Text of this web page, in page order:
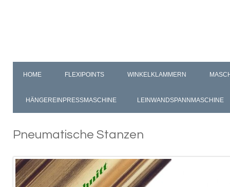
HOME FLEXIPOINTS WINKELKLAMMERN
HÄNGEREINPRESSMASCHINE LEINWANDSPANNMASCHINE
Pneumatische Stanzen